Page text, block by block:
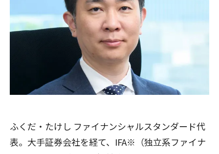
ふくだ・たけし ファイナンシャルスタンダード代
表。大手証券会社を経て、IFA※（独立系ファイナ